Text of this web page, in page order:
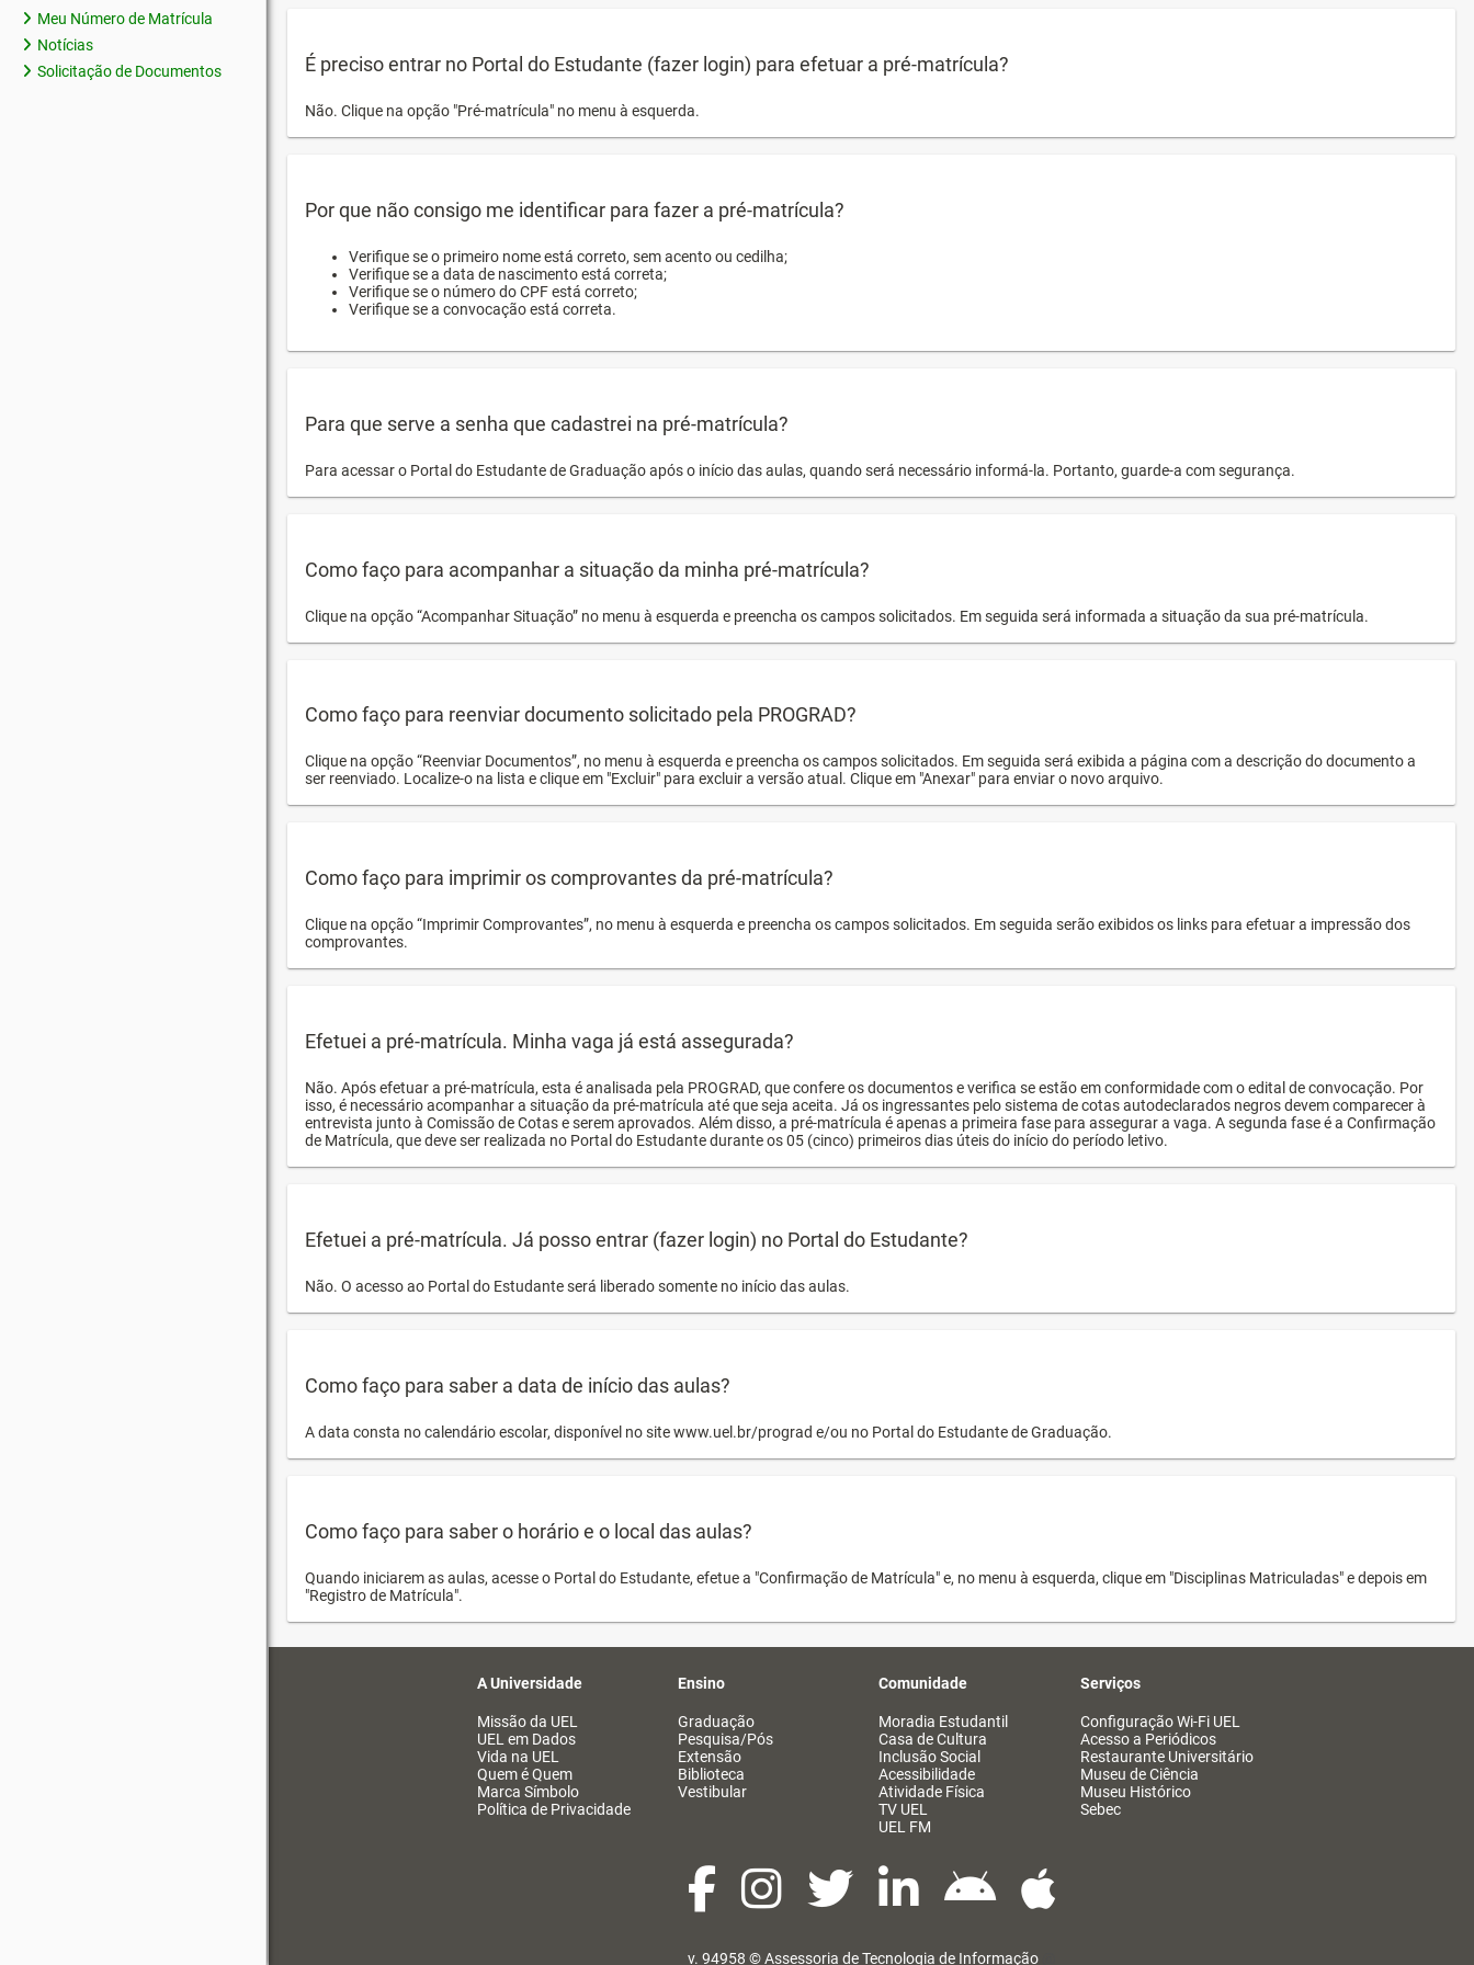
Meu Número de Matrícula
Notícias
Solicitação de Documentos
É preciso entrar no Portal do Estudante (fazer login) para efetuar a pré-matrícula?
Não. Clique na opção "Pré-matrícula" no menu à esquerda.
Por que não consigo me identificar para fazer a pré-matrícula?
Verifique se o primeiro nome está correto, sem acento ou cedilha;
Verifique se a data de nascimento está correta;
Verifique se o número do CPF está correto;
Verifique se a convocação está correta.
Para que serve a senha que cadastrei na pré-matrícula?
Para acessar o Portal do Estudante de Graduação após o início das aulas, quando será necessário informá-la. Portanto, guarde-a com segurança.
Como faço para acompanhar a situação da minha pré-matrícula?
Clique na opção “Acompanhar Situação” no menu à esquerda e preencha os campos solicitados. Em seguida será informada a situação da sua pré-matrícula.
Como faço para reenviar documento solicitado pela PROGRAD?
Clique na opção “Reenviar Documentos”, no menu à esquerda e preencha os campos solicitados. Em seguida será exibida a página com a descrição do documento a
ser reenviado. Localize-o na lista e clique em "Excluir" para excluir a versão atual. Clique em "Anexar" para enviar o novo arquivo.
Como faço para imprimir os comprovantes da pré-matrícula?
Clique na opção “Imprimir Comprovantes”, no menu à esquerda e preencha os campos solicitados. Em seguida serão exibidos os links para efetuar a impressão dos
comprovantes.
Efetuei a pré-matrícula. Minha vaga já está assegurada?
Não. Após efetuar a pré-matrícula, esta é analisada pela PROGRAD, que confere os documentos e verifica se estão em conformidade com o edital de convocação. Por
isso, é necessário acompanhar a situação da pré-matrícula até que seja aceita. Já os ingressantes pelo sistema de cotas autodeclarados negros devem comparecer à
entrevista junto à Comissão de Cotas e serem aprovados. Além disso, a pré-matrícula é apenas a primeira fase para assegurar a vaga. A segunda fase é a Confirmação
de Matrícula, que deve ser realizada no Portal do Estudante durante os 05 (cinco) primeiros dias úteis do início do período letivo.
Efetuei a pré-matrícula. Já posso entrar (fazer login) no Portal do Estudante?
Não. O acesso ao Portal do Estudante será liberado somente no início das aulas.
Como faço para saber a data de início das aulas?
A data consta no calendário escolar, disponível no site www.uel.br/prograd e/ou no Portal do Estudante de Graduação.
Como faço para saber o horário e o local das aulas?
Quando iniciarem as aulas, acesse o Portal do Estudante, efetue a "Confirmação de Matrícula" e, no menu à esquerda, clique em "Disciplinas Matriculadas" e depois em
"Registro de Matrícula".
A Universidade
Missão da UEL
UEL em Dados
Vida na UEL
Quem é Quem
Marca Símbolo
Política de Privacidade
Ensino
Graduação
Pesquisa/Pós
Extensão
Biblioteca
Vestibular
Comunidade
Moradia Estudantil
Casa de Cultura
Inclusão Social
Acessibilidade
Atividade Física
TV UEL
UEL FM
Serviços
Configuração Wi-Fi UEL
Acesso a Periódicos
Restaurante Universitário
Museu de Ciência
Museu Histórico
Sebec
v. 94958 ©Assessoria de Tecnologia de Informação